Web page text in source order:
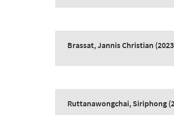
Brassat, Jannis Christian
Ruttanawongchai, Siriphong